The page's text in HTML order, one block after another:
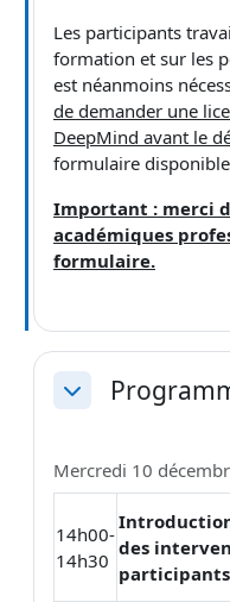
Les participants
formation et sur les
est néanmoins
de demander une
DeepMind avant le
formulaire
Important : merci
académiques
formulaire.
Replier
Mercredi 10
14h00-
14h30
des
participants